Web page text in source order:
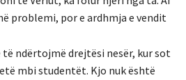
problemi, por e ardhmja e vendit
të ndërtojmë drejtësi nesër, kur sot
mbi studentët. Kjo nuk është